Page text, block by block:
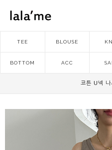
TEE BLOUSE
BOTTOM ACC
코튼 U넥